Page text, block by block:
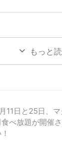
もっと
11日と25日、
べ放題が開催